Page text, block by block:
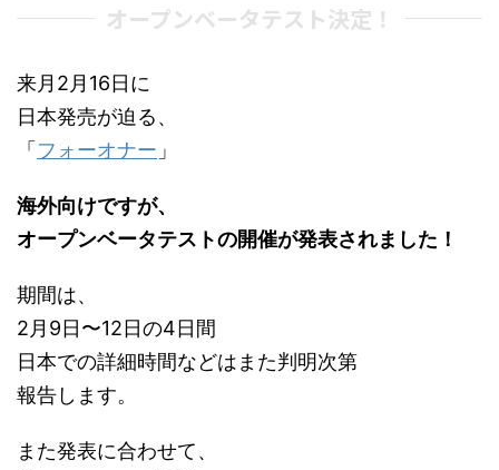
オープンベータテスト決定！
来月2月16日に
日本発売が迫る、
「 フォーオナー 」
海外向けですが、
オープンベータテストの開催が発表されました！
期間は、
2月9日〜12日の4日間
日本での詳細時間などはまた判明次第
報告します。
また発表に合わせて、